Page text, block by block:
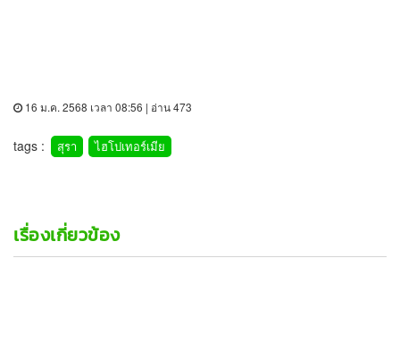
16 ม.ค. 2568 เวลา 08:56 | อ่าน 473
tags : สุรา ไฮโปเทอร์เมีย
เรื่องเกี่ยวข้อง